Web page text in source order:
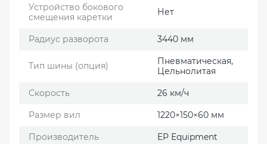
Устройство бокового
смещения каретки
Нет
Радиус разворота 3440 мм
Тип шины (опция)
Пневматическая,
Цельнолитая
Скорость 26 км/ч
Размер вил 1220×150×60 мм
Производитель EP Еquipment